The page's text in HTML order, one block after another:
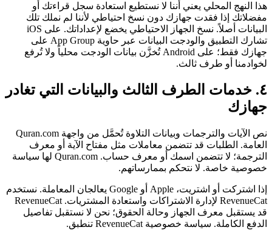
هذا النهج المحلي يعني أننا لا نستطيع استعادة سجل قراءتك أو
مفضلاتك إذا فقدت جهازك دون نسخ احتياطي لأننا لم نملك تلك
البيانات أصلاً. نسخ الجهاز الاحتياطي يخضع لإعداداتك. على iOS
تشارك التطبيق والودجت البيانات عبر حاوية App Group على
جهازك فقط؛ على Android تُخزَّن بيانات الودجت محلياً ولا تُرفع
لخوادمنا أو طرف ثالث.
٤. خدمات الطرف الثالث والبيانات التي تغادر
جهازك
نص الآيات والترجمات وبيانات التلاوة تُحمَّل من واجهة Quran.com
العامة. الطلبات قد تتضمن معاملات مثل مفتاح الآية أو معرف
الترجمة؛ لا تتضمن اسمك أو معرف حساب. Quran.com لها سياسة
خصوصية خاصة. لا نتحكم بممارساتهم.
إذا اشتركت أو اشتريت، Apple أو Google يعالجان المعاملة. نستخدم
RevenueCat لإدارة الاشتراكات واستعادة المشتريات. RevenueCat
قد يستقبل معرف الجهاز وحالة الحقوق؛ نحن لا نستقبل تفاصيل
الدفع الكاملة. سياسة خصوصية RevenueCat تنطبق.